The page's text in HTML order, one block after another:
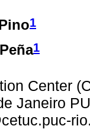
1
1
Center
Janeiro